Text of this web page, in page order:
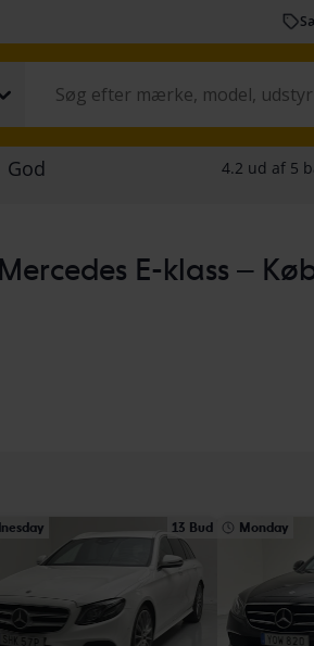
E-klass –
13 Bud Monday